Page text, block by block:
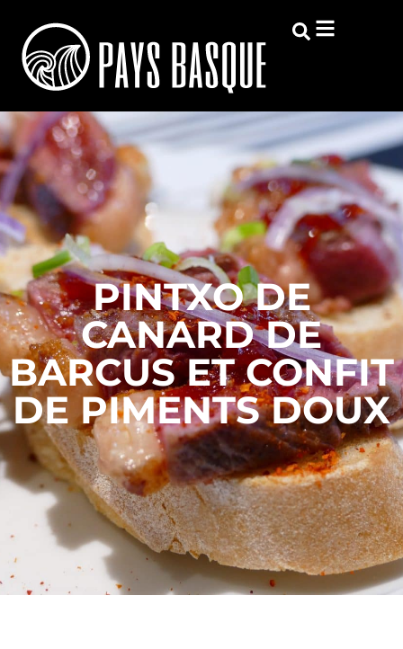
PINTXO DE
CANARD DE
BARCUS ET CONFIT
DE PIMENTS DOUX